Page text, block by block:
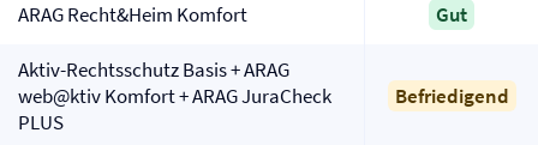
ARAG Recht&Heim Komfort Gut
Aktiv-Rechtsschutz Basis + ARAG
web@ktiv Komfort + ARAG JuraCheck
PLUS
Befriedigend